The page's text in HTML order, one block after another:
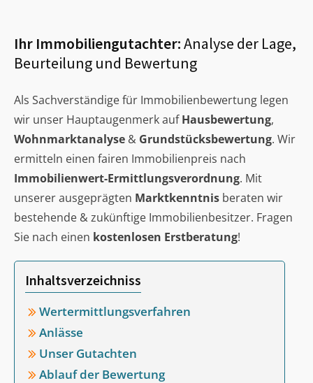
Ihr Immobiliengutachter:Analyse der Lage,
Beurteilung und Bewertung
Als Sachverständige für Immobilienbewertung legen
wir unser Hauptaugenmerk aufHausbewertung,
Wohnmarktanalyse & Grundstücksbewertung. Wir
ermitteln einen fairen Immobilienpreis nach
Immobilienwert-Ermittlungsverordnung. Mit
unserer ausgeprägten Marktkenntnis beraten wir
bestehende & zukünftige Immobilienbesitzer. Fragen
Sie nach einen kostenlosen Erstberatung!
Inhaltsverzeichniss
Wertermittlungsverfahren
Anlässe
Unser Gutachten
Ablauf der Bewertung